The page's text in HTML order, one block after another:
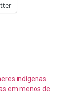
indígenas
em menos de